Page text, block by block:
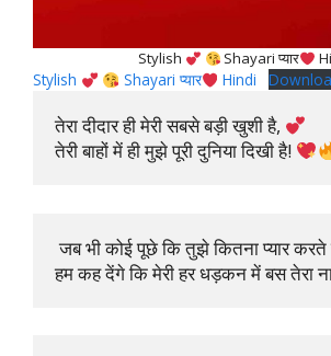
Stylish Shayari प्यार
Stylish Shayari प्यार Hindi
तेरा दीदार ही मेरी सबसे बड़ी खुशी है,
तेरी बाहों में ही मुझे पूरी दुनिया दिखी है!
जब भी कोई पूछे कि तुझे कितना प्यार करते
हम कह देंगे कि मेरी हर धड़कन में बस तेरा